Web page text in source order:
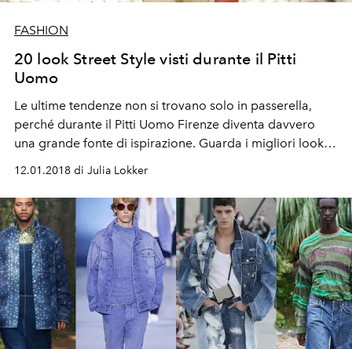
FASHION
20 look Street Style visti durante il Pitti
Uomo
Le ultime tendenze non si trovano solo in passerella,
perché durante il Pitti Uomo Firenze diventa davvero
una grande fonte di ispirazione. Guarda i migliori look
12.01.2018 di Julia Lokker